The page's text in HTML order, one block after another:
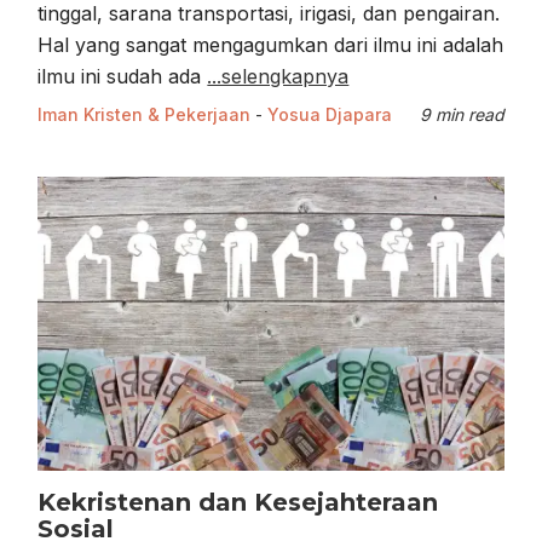
tinggal, sarana transportasi, irigasi, dan pengairan.
Hal yang sangat mengagumkan dari ilmu ini adalah
ilmu ini sudah ada ...selengkapnya
Iman Kristen & Pekerjaan -Yosua Djapara 9 min read
Kekristenan dan Kesejahteraan
Sosial